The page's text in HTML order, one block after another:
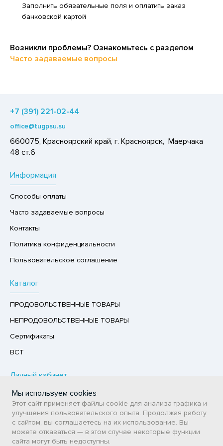
БЫСТРОГО ПРИГОТОВЛЕНИЯ
БЫСТРОГО ПРИГОТОВЛЕНИЯ
И САХАРОЗАМЕНИТЕЛИ
СОДА
ОРЕХИ, ГРИБЫ
ШОКОЛАДНЫЕ БАТОНЧИКИ,
ПАСТА
ДЛЯ УХОДА ЗА КОЖЕЙ РУК
ЛИЧНОЙ ГИГИЕНЫ
ПРИНАДЛЕЖНОСТИ
Заполнить обязательные поля и оплатить заказ
банковской картой
Возникли проблемы? Ознакомьтесь с разделом
Часто задаваемые вопросы
Информация
Способы оплаты
Часто задаваемые вопросы
Контакты
Политика конфиденциальности
Пользовательское соглашение
Каталог
ПРОДОВОЛЬСТВЕННЫЕ ТОВАРЫ
НЕПРОДОВОЛЬСТВЕННЫЕ ТОВАРЫ
Сертификаты
ВСТ
Личный кабинет
Авторизация / Регистрация
Мои заказы
Избранное
+7 (391) 221-02-44
office@tugpsu.su
660075, Красноярский край, г. Красноярск, Маерчака
48 ст.6
Мы используем cookies
Этот сайт применяет файлы cookie для анализа трафика и
улучшения пользовательского опыта. Продолжая работу
с сайтом, вы соглашаетесь на их использование. Вы
можете отказаться — в этом случае некоторые функции
сайта могут быть недоступны.